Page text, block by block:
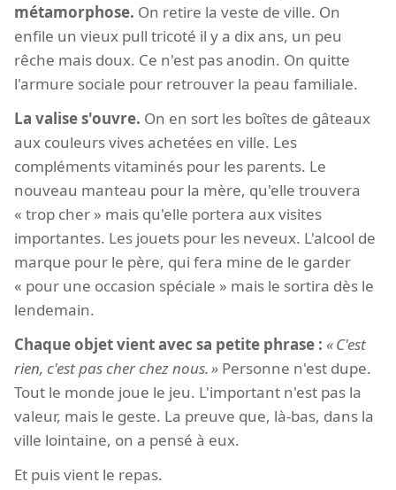
métamorphose. On retire la veste de ville. On
enfile un vieux pull tricoté il y a dix ans, un peu
rêche mais doux. Ce n'est pas anodin. On quitte
l'armure sociale pour retrouver la peau familiale.
La valise s'ouvre. On en sort les boîtes de gâteaux
aux couleurs vives achetées en ville. Les
compléments vitaminés pour les parents. Le
nouveau manteau pour la mère, qu'elle trouvera
« trop cher » mais qu'elle portera aux visites
importantes. Les jouets pour les neveux. L'alcool de
marque pour le père, qui fera mine de le garder
« pour une occasion spéciale » mais le sortira dès le
lendemain.
Chaque objet vient avec sa petite phrase :
C'est
rien, c'est pas cher chez nous.
Personne n'est dupe.
Tout le monde joue le jeu. L'important n'est pas la
valeur, mais le geste. La preuve que, là-bas, dans la
ville lointaine, on a pensé à eux.
Et puis vient le repas.